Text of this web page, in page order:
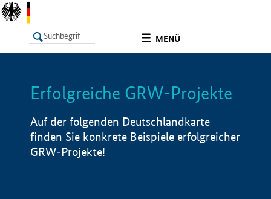
MENÜ
LISTE Info
Erfolgreiche GRW-Projekte
Auf der folgenden Deutschlandkarte
finden Sie konkrete Beispiele erfolgreicher
GRW-Projekte!